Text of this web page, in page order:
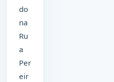
do
na
Ru
a
Per
eir